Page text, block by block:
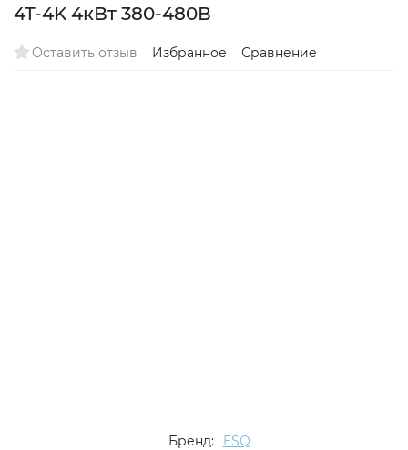
4T-4K 4кВт 380-480В
Оставить отзыв Избранное Сравнение
Бренд: ESQ